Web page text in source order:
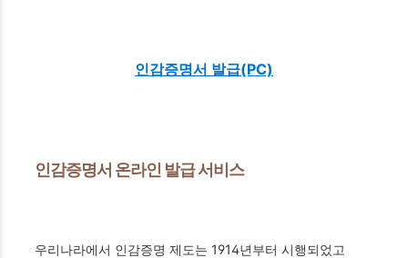
인감증명서 발급(PC)
인감증명서 온라인 발급 서비스
우리나라에서 인감증명 제도는 1914년부터 시행되었고